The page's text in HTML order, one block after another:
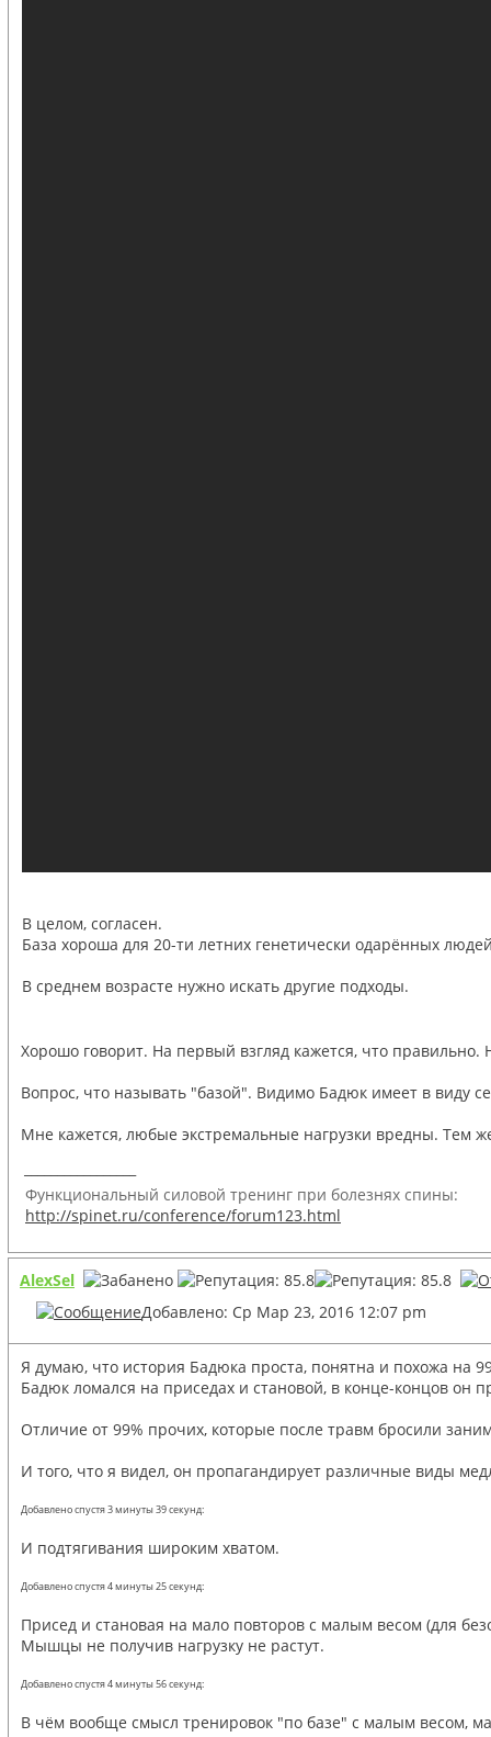
В целом, согласен.
База хороша для 20-ти летних генетически одарённых
В среднем возрасте нужно искать другие подходы.
Хорошо говорит. На первый взгляд кажется, что правильно.
Вопрос, что называть "базой". Видимо Бадюк имеет в виду
Мне кажется, любые экстремальные нагрузки вредны. Тем
Функциональный силовой тренинг при болезнях спины:
http://spinet.ru/conference/forum123.html
AlexSel
Добавлено: Ср Мар 23, 2016 12:07 pm
Я думаю, что история Бадюка проста, понятна и похожа на
Бадюк ломался на приседах и становой, в конце-концов он
Отличие от 99% прочих, которые после травм бросили
И того, что я видел, он пропагандирует различные виды
Добавлено спустя 3 минуты 39 секунд:
И подтягивания широким хватом.
Добавлено спустя 4 минуты 25 секунд:
Присед и становая на мало повторов с малым весом (для
Мышцы не получив нагрузку не растут.
Добавлено спустя 4 минуты 56 секунд:
В чём вообще смысл тренировок "по базе" с малым весом,